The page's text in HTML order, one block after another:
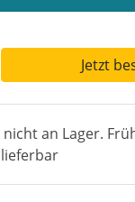
Jetzt
an Lager.